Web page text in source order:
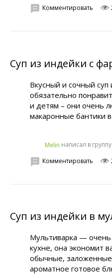
Комментировать
Суп из индейки с
Вкусный и сочный
обязательно
и детям – они очень
макаронные бантики
Melin написал в группу
Комментировать
Суп из индейки в
Мультиварка —
кухне, она экономит
обычные,
ароматное готовое